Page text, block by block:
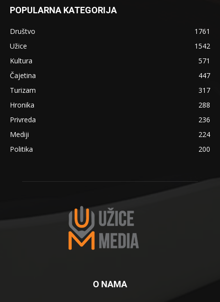
POPULARNA KATEGORIJA
Društvo
1761
Užice
1542
Kultura
571
Čajetina
447
Turizam
317
Hronika
288
Privreda
236
Mediji
224
Politika
200
O NAMA